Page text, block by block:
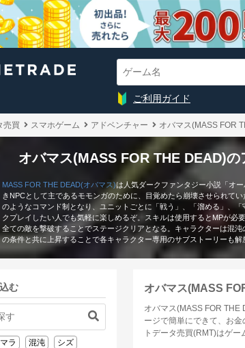
ご利用ガイド
売買 スマホゲーム アドベンチャー オバマス(MASS FOR
オバマス(MASS FOR THE DEAD)
MASS FOR THE DEAD(オバマス)は人気ダークファンタジー小説「オ
きNPCとして主であるモモンガのために、目覚めたら崩壊させられて
のようなコマンド制となり、ユニットごとに「戦う」、「溜める」、
クプレイしたい人でも気軽に楽しめるぞ。スキルは使用するとMPが必
全ての敵を撃破することでステージクリアとなる。キャラクターは混
の条件と共に上昇することで各キャラクター専用のサブストーリーも
む
ラ 混沌 シズ
オバマス(MASS
オバマス(MASS FOR
ージで簡単にできて、お
トデータ売買(RMT)はゲー